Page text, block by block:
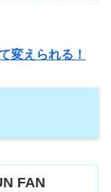
変えられる！
FAN